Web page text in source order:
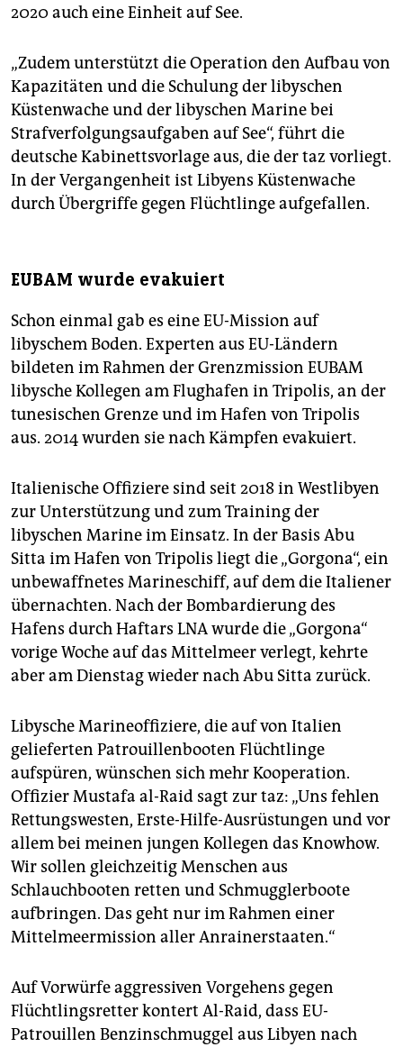
2020 auch eine Einheit auf See.
„Zudem unterstützt die Operation den Aufbau von
Kapazitäten und die Schulung der libyschen
Küstenwache und der libyschen Marine bei
Strafverfolgungsaufgaben auf See“, führt die
deutsche Kabinettsvorlage aus, die der taz vorliegt.
In der Vergangenheit ist Libyens Küstenwache
durch Übergriffe gegen Flüchtlinge aufgefallen.
EUBAM wurde evakuiert
Schon einmal gab es eine EU-Mission auf
libyschem Boden. Experten aus EU-Ländern
bildeten im Rahmen der Grenzmission EUBAM
libysche Kollegen am Flughafen in Tripolis, an der
tunesischen Grenze und im Hafen von Tripolis
aus. 2014 wurden sie nach Kämpfen evakuiert.
Italienische Offiziere sind seit 2018 in Westlibyen
zur Unterstützung und zum Training der
libyschen Marine im Einsatz. In der Basis Abu
Sitta im Hafen von Tripolis liegt die „Gorgona“, ein
unbewaffnetes Marineschiff, auf dem die Italiener
übernachten. Nach der Bombardierung des
Hafens durch Haftars LNA wurde die „Gorgona“
vorige Woche auf das Mittelmeer verlegt, kehrte
aber am Dienstag wieder nach Abu Sitta zurück.
Libysche Marineoffiziere, die auf von Italien
gelieferten Patrouillenbooten Flüchtlinge
aufspüren, wünschen sich mehr Kooperation.
Offizier Mustafa al-Raid sagt zur taz: „Uns fehlen
Rettungswesten, Erste-Hilfe-Ausrüstungen und vor
allem bei meinen jungen Kollegen das Knowhow.
Wir sollen gleichzeitig Menschen aus
Schlauchbooten retten und Schmugglerboote
aufbringen. Das geht nur im Rahmen einer
Mittelmeermission aller Anrainerstaaten.“
Auf Vorwürfe aggressiven Vorgehens gegen
Flüchtlingsretter kontert Al-Raid, dass EU-
Patrouillen Benzinschmuggel aus Libyen nach